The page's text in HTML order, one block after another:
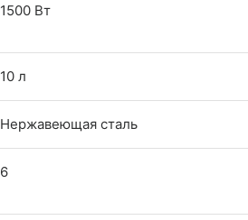
1500 Вт
10 л
Нержавеющая сталь
6